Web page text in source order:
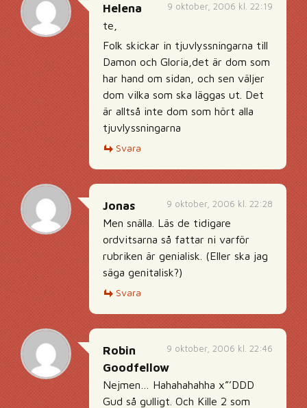
9 oktober, 2006 kl. 22:19
Helena
te,
Folk skickar in tjuvlyssningarna till
Damon och Gloria,det är dom som
har hand om sidan, och sen väljer
dom vilka som ska läggas ut. Det
är alltså inte dom som hört alla
tjuvlyssningarna
Svara
9 oktober, 2006 kl. 22:28
Jonas
Men snälla. Läs de tidigare
ordvitsarna så fattar ni varför
rubriken är genialisk. (Eller ska jag
säga genitalisk?)
Svara
9 oktober, 2006 kl. 22:46
Robin
Goodfellow
Nejmen… Hahahahahha x”’DDD
Gud så gulligt. Och Kille 2 som